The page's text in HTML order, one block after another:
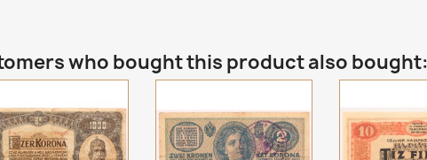
who bought this product also bought: